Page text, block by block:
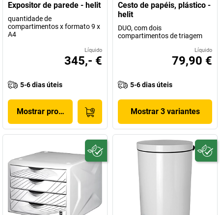
Expositor de parede - helit
quantidade de
compartimentos x formato 9 x
A4
Líquido
345,- €
5-6 dias úteis
Mostrar produto
Cesto de papéis, plástico -
helit
DUO, com dois
compartimentos de triagem
Líquido
79,90 €
5-6 dias úteis
Mostrar 3 variantes